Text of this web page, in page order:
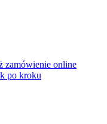
zamówienie online
po kroku